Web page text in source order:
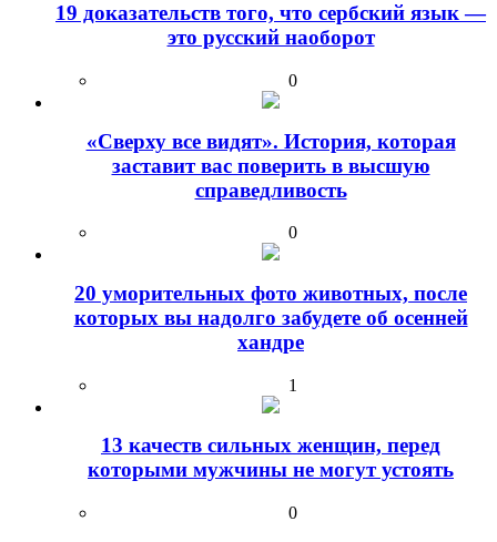
19 доказательств того, что сербский язык —
это русский наоборот
0
«Сверху все видят». История, которая
заставит вас поверить в высшую
справедливость
0
20 уморительных фото животных, после
которых вы надолго забудете об осенней
хандре
1
13 качеств сильных женщин, перед
которыми мужчины не могут устоять
0